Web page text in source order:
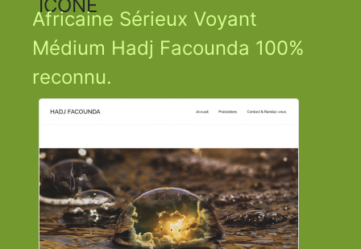
Africaine Sérieux Voyant
Médium Hadj Facounda 100%
reconnu.